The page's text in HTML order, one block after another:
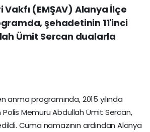
(EMŞAV) Alanya İlçe
şehadetinin 11'inci
Ümit Sercan dualarla
anma programında, 2015 yılında
Memuru Abdullah Ümit Sercan,
Cuma namazının ardından Alanya